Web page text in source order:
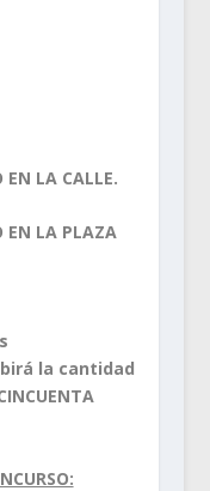
EN LA CALLE.
EN LA PLAZA
la cantidad